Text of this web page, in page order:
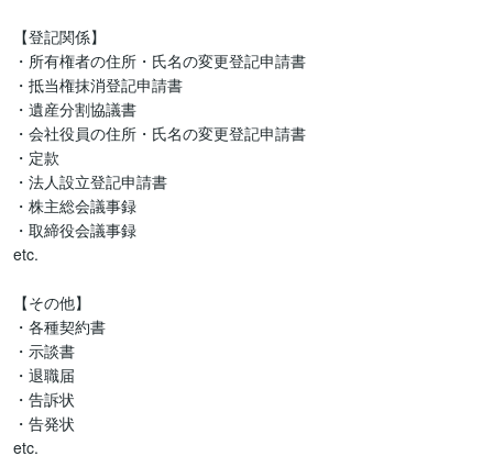
【登記関係】
・所有権者の住所・氏名の変更登記申請書
・抵当権抹消登記申請書
・遺産分割協議書
・会社役員の住所・氏名の変更登記申請書
・定款
・法人設立登記申請書
・株主総会議事録
・取締役会議事録
etc.
【その他】
・各種契約書
・示談書
・退職届
・告訴状
・告発状
etc.